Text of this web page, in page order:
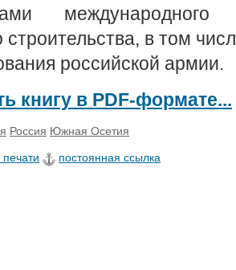
международного
строительства, в том
российской армии.
книгу в PDF-формате...
Россия Южная Осетия
постоянная ссылка